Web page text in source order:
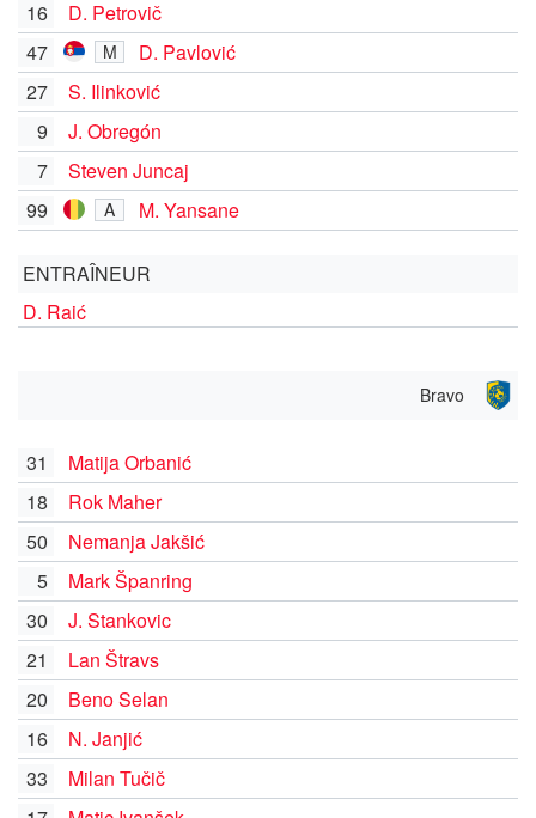
16
D. Petrovič
47
M
D. Pavlović
27
S. Ilinković
9
J. Obregón
7
Steven Juncaj
99
A M. Yansane
ENTRAÎNEUR
D. Raić
Bravo
31
Matija Orbanić
18
Rok Maher
50
Nemanja Jakšić
5
Mark Španring
30
J. Stankovic
21
Lan Štravs
20
Beno Selan
16
N. Janjić
33
Milan Tučič